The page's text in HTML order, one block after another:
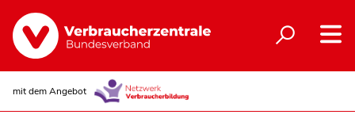
mit dem Angebot